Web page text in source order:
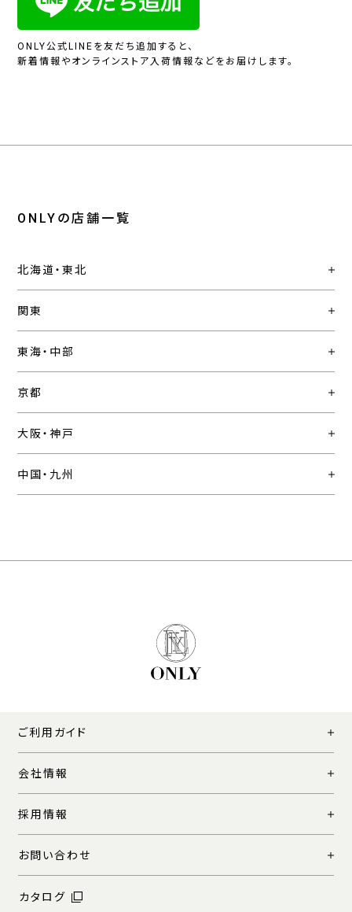
ONLY公式LINEを友だち追加すると、
新着情報やオンラインストア入荷情報などをお届けします。
ONLYの店舗一覧
北海道・東北
関東
東海・中部
京都
大阪・神戸
中国・九州
ご利用ガイド
会社情報
採用情報
お問い合わせ
カタログ